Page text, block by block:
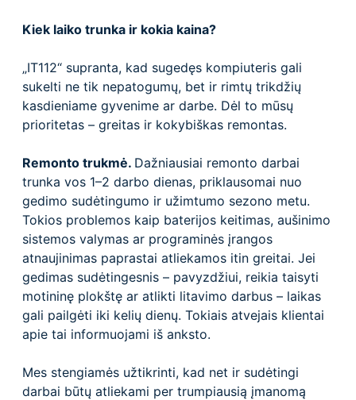
Kiek laiko trunka ir kokia kaina?
„IT112“ supranta, kad sugedęs kompiuteris gali
sukelti ne tik nepatogumų, bet ir rimtų trikdžių
kasdieniame gyvenime ar darbe. Dėl to mūsų
prioritetas – greitas ir kokybiškas remontas.
Remonto trukmė. Dažniausiai remonto darbai
trunka vos 1–2 darbo dienas, priklausomai nuo
gedimo sudėtingumo ir užimtumo sezono metu.
Tokios problemos kaip baterijos keitimas, aušinimo
sistemos valymas ar programinės įrangos
atnaujinimas paprastai atliekamos itin greitai. Jei
gedimas sudėtingesnis – pavyzdžiui, reikia taisyti
motininę plokštę ar atlikti litavimo darbus – laikas
gali pailgėti iki kelių dienų. Tokiais atvejais klientai
apie tai informuojami iš anksto.
Mes stengiamės užtikrinti, kad net ir sudėtingi
darbai būtų atliekami per trumpiausią įmanomą